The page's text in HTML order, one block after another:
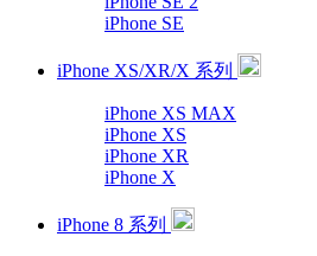
iPhone SE
iPhone XS/XR/X 系列
iPhone XS MAX
iPhone XS
iPhone XR
iPhone X
iPhone 8 系列